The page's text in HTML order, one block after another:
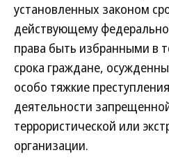
установленных законом
действующему
права быть избранными в
срока граждане,
особо тяжкие
деятельности
террористической или
организации.